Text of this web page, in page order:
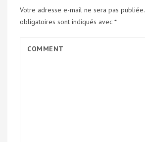
Votre adresse e-mail ne sera pas publiée.
obligatoires sont indiqués avec *